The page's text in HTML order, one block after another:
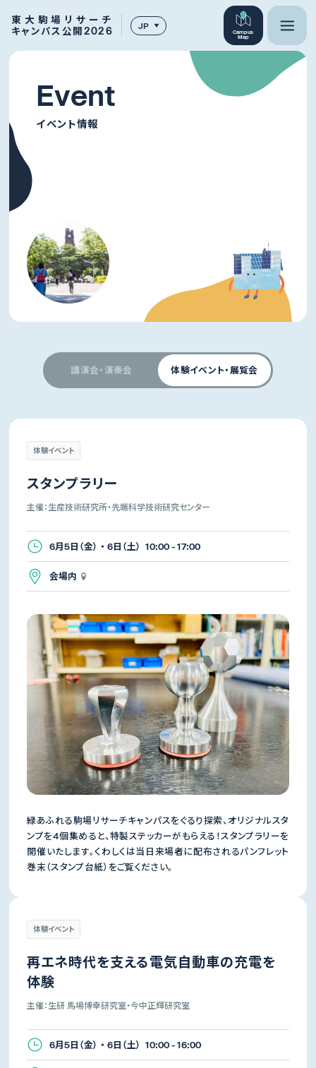
東大駒場リサーチ
キャンパス公開2026
JP
Campus
Map
Event
イベント情報
講演会・演奏会 体験イベント・展覧会
体験イベント
スタンプラリー
主催：生産技術研究所・先端科学技術研究センター
6月5日（金） ・ 6日（土） 10:00 - 17:00
会場内
緑あふれる駒場リサーチキャンパスをぐるり探索、オリジナルスタ
ンプを4個集めると、特製ステッカーがもらえる！スタンプラリーを
開催いたします。くわしくは当日来場者に配布されるパンフレット
巻末（スタンプ台紙）をご覧ください。
体験イベント
再エネ時代を支える電気自動車の充電を
体験
主催：生研 馬場博幸研究室・今中正輝研究室
6月5日（金） ・ 6日（土） 10:00 - 16:00